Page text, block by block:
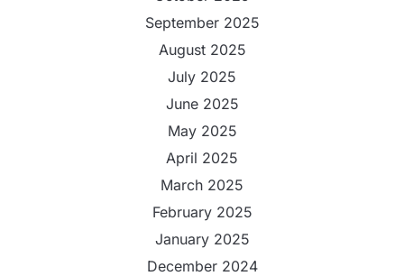
September 2025
August 2025
July 2025
June 2025
May 2025
April 2025
March 2025
February 2025
January 2025
December 2024